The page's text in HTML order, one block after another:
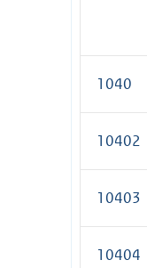
1040
10402
10403
10404